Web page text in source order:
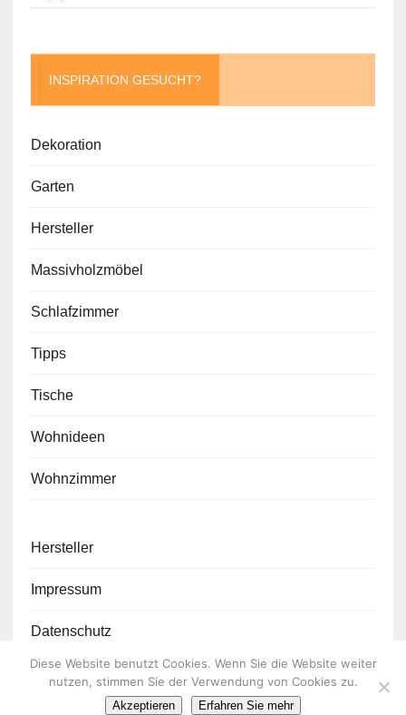
INSPIRATION GESUCHT?
Dekoration
Garten
Hersteller
Massivholzmöbel
Schlafzimmer
Tipps
Tische
Wohnideen
Wohnzimmer
Hersteller
Impressum
Datenschutz
Diese Website benutzt Cookies. Wenn Sie die Website weiter
nutzen, stimmen Sie der Verwendung von Cookies zu.
Akzeptieren Erfahren Sie mehr